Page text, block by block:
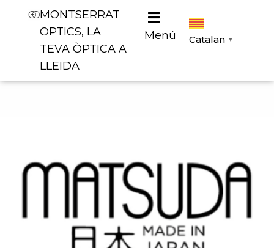
MONTSERRAT
OPTICS, LA
TEVA ÒPTICA A
LLEIDA
Menú Catalan ▼